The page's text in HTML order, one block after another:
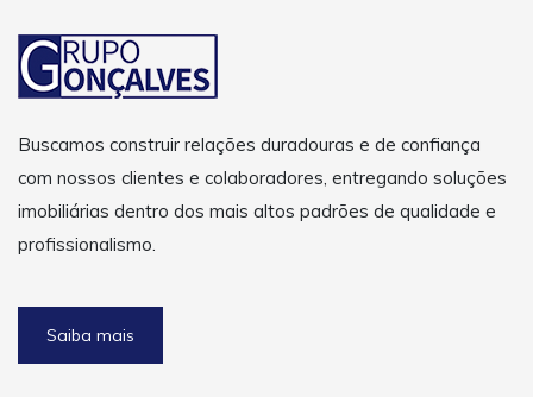
Buscamos construir relações duradouras e de confiança
com nossos clientes e colaboradores, entregando soluções
imobiliárias dentro dos mais altos padrões de qualidade e
profissionalismo.
Saiba mais